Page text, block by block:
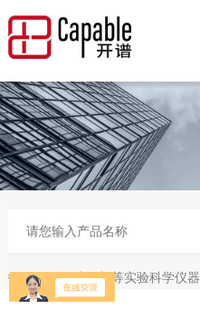
热门关键词：冻干机等实验科学仪器